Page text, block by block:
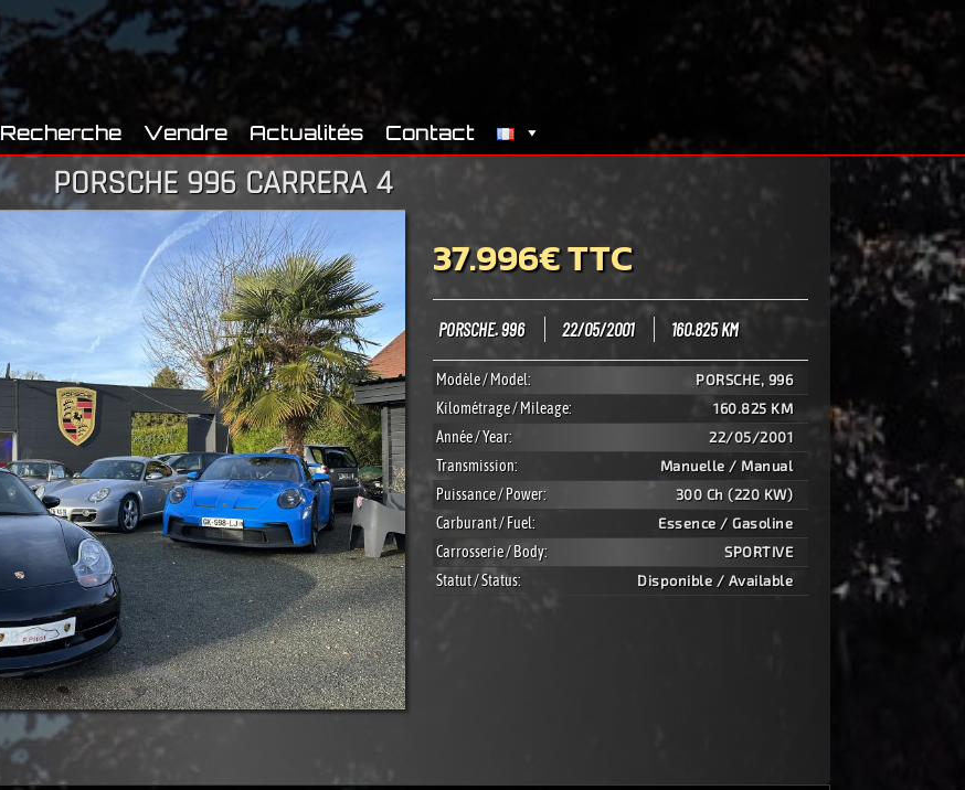
Recherche Vendre Actualités Contact
PORSCHE 996 CARRERA 4
37.996€ TTC
PORSCHE. 996 22/05/2001 160.825 KM
Modèle / Model:
PORSCHE, 996
Kilométrage / Mileage:
160.825 KM
Année / Year:
22/05/2001
Transmission:
Manuelle / Manual
Puissance / Power:
300 Ch (220 KW)
Carburant / Fuel:
Essence / Gasoline
Carrosserie / Body:
SPORTIVE
Statut / Status:
Disponible / Available